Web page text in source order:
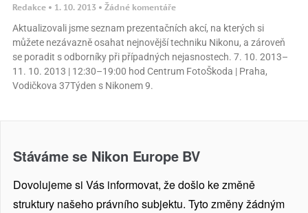
Redakce 1. 10. 2013 Žádné komentáře
Aktualizovali jsme seznam prezentačních akcí, na kterých si
můžete nezávazně osahat nejnovější techniku Nikonu, a zároveň
se poradit s odborníky při případných nejasnostech. 7. 10. 2013–
11. 10. 2013 | 12:30–19:00 hod Centrum FotoŠkoda | Praha,
Vodičkova 37Týden s Nikonem 9.
Stáváme se Nikon Europe BV
Dovolujeme si Vás informovat, že došlo ke změně
struktury našeho právního subjektu. Tyto změny žádným